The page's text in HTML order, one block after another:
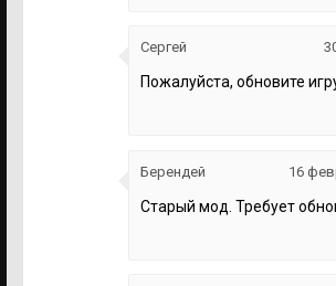
Сергей
Пожалуйста, обновите
Берендей 16
Старый мод. Требует